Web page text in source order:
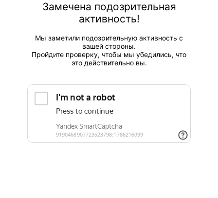
Замечена подозрительная
активность!
Мы заметили подозрительную активность с
вашей стороны.
Пройдите проверку, чтобы мы убедились, что
это действительно вы.